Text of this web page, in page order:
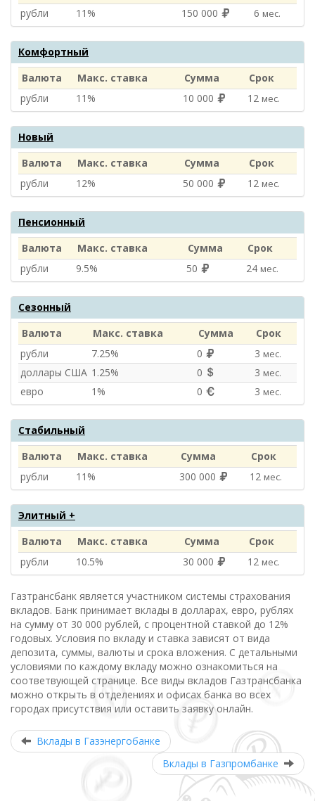
рубли
11% 150 000 6 мес.
Комфортный
Валюта
Макс. ставка Сумма
Срок
рубли
11% 10 000 12 мес.
Новый
Валюта
Макс. ставка Сумма
Срок
рубли
12% 50 000 12 мес.
Пенсионный
Валюта
Макс. ставка Сумма
Срок
рубли
9.5% 50 24 мес.
Сезонный
Валюта
Макс. ставка Сумма
Срок
рубли
7.25% 0 3 мес.
доллары США 1.25% 0 3 мес.
евро 1% 0 3 мес.
Стабильный
Валюта
Макс. ставка Сумма
Срок
рубли
11% 300 000 12 мес.
Элитный +
Валюта
Макс. ставка Сумма
Срок
рубли
10.5% 30 000 12 мес.
Газтрансбанк является участником системы страхования
вкладов. Банк принимает вклады в долларах, евро, рублях
на сумму от 30 000 рублей, с процентной ставкой до 12%
годовых. Условия по вкладу и ставка зависят от вида
депозита, суммы, валюты и срока вложения. С детальными
условиями по каждому вкладу можно ознакомиться на
соответвующей странице. Все виды вкладов Газтрансбанка
можно открыть в отделениях и офисах банка во всех
городах присутствия или оставить заявку онлайн.
Вклады в Газэнергобанке
Вклады в Газпромбанке